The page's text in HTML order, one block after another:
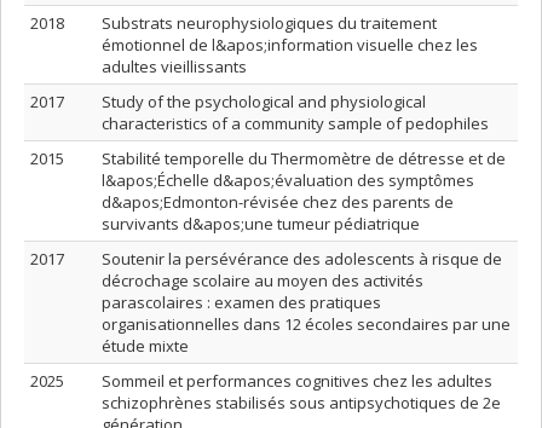
2018
Substrats neurophysiologiques du traitement
émotionnel de l&apos;information visuelle chez les
adultes vieillissants
2017
Study of the psychological and physiological
characteristics of a community sample of pedophiles
2015
Stabilité temporelle du Thermomètre de détresse et de
l&apos;Échelle d&apos;évaluation des symptômes
d&apos;Edmonton-révisée chez des parents de
survivants d&apos;une tumeur pédiatrique
2017
Soutenir la persévérance des adolescents à risque de
décrochage scolaire au moyen des activités
parascolaires : examen des pratiques
organisationnelles dans 12 écoles secondaires par une
étude mixte
2025
Sommeil et performances cognitives chez les adultes
schizophrènes stabilisés sous antipsychotiques de 2e